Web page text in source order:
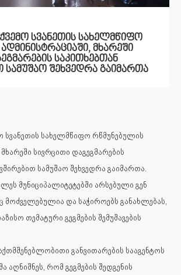
სვანეთის სახელმწიფო
მხარეში
საკითხებთან
სამუშაო შეხვედრა გაიმართა
სვანეთის სახელმწიფო რწმუნებულის
სივრცითი დაგეგმარების
სამუშაო შეხვედრა გაიმართა.
მუნიციპალიტეტებში არსებული გენ
მოძველებულია და საჭიროებს განახლებას,
თემატური გეგმების შემუშავების
განვითარების სააგენტოს
აღნიშნეს, რომ გეგმების შედგენის